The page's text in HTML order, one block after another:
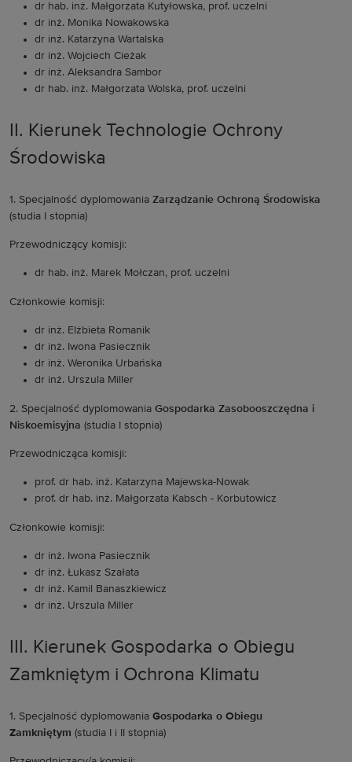
dr hab. inż. Małgorzata Kutyłowska, prof. uczelni
dr inż. Monika Nowakowska
dr inż. Katarzyna Wartalska
dr inż. Wojciech Cieżak
dr inż. Aleksandra Sambor
dr hab. inż. Małgorzata Wolska, prof. uczelni
II. Kierunek Technologie Ochrony
Środowiska
1. Specjalność dyplomowania Zarządzanie Ochroną Środowiska
(studia I stopnia)
Przewodniczący komisji:
dr hab. inż. Marek Mołczan, prof. uczelni
Członkowie komisji:
dr inż. Elżbieta Romanik
dr inż. Iwona Pasiecznik
dr inż. Weronika Urbańska
dr inż. Urszula Miller
2. Specjalność dyplomowania Gospodarka Zasobooszczędna i
Niskoemisyjna (studia I stopnia)
Przewodnicząca komisji:
prof. dr hab. inż. Katarzyna Majewska-Nowak
prof. dr hab. inż. Małgorzata Kabsch - Korbutowicz
Członkowie komisji:
dr inż. Iwona Pasiecznik
dr inż. Łukasz Szałata
dr inż. Kamil Banaszkiewicz
dr inż. Urszula Miller
III. Kierunek Gospodarka o Obiegu
Zamkniętym i Ochrona Klimatu
1. Specjalność dyplomowania Gospodarka o Obiegu
Zamkniętym (studia I i II stopnia)